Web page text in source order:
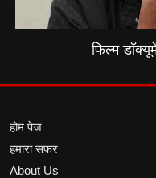
फिल्म
होम पेज
हमारा सफर
About Us